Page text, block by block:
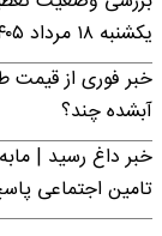
یکشنبه ۱۸ مرداد ۱۴۰۵
آبشده چند؟
خبر داغ رسید |
تامین اجتماعی